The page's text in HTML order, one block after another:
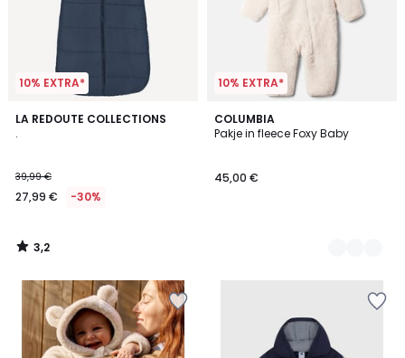
10% EXTRA*
LA REDOUTE COLLECTIONS
.
39,99 €
27,99 € -30%
3,2
3,2
/
10% EXTRA*
COLUMBIA
Pakje in fleece Foxy Baby
45,00 €
2
Kleuren